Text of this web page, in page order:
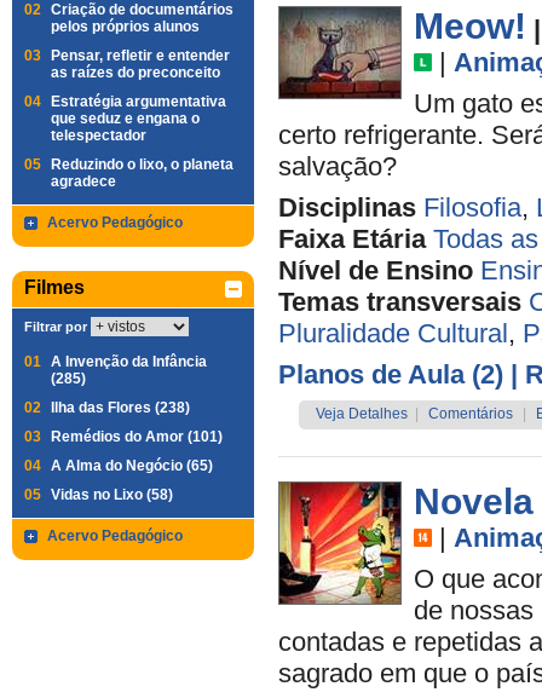
02 Criação de documentários
pelos próprios alunos
03
Pensar, refletir e entender
as raízes do preconceito
04
Estratégia argumentativa
que seduz e engana o
telespectador
05
Reduzindo o lixo, o planeta
agradece
Acervo Pedagógico
Filmes
Filtrar por
01 A Invenção da Infância
(285)
02
Ilha das Flores (238)
03
Remédios do Amor (101)
04 A Alma do Negócio (65)
05 Vidas no Lixo (58)
Acervo Pedagógico
Meow!
|
Um gato
certo refrigerante.
salvação?
Disciplinas Filosofia,
Faixa Etária Todas
Nível de Ensino
Temas transversais
Pluralidade Cultural,
Planos de Aula (2) |
Veja Detalhes Comentários
Novela
|
O que
de
contadas e repetidas
sagrado em que o